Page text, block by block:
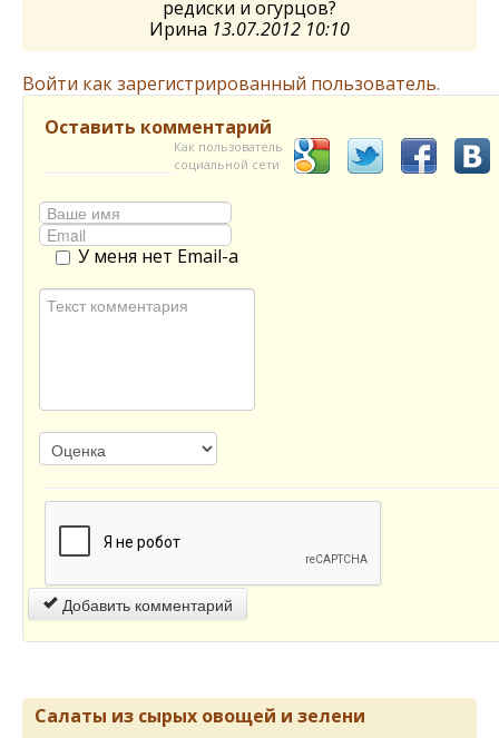
редиски и огурцов?
Ирина 13.07.2012 10:10
Войти как зарегистрированный пользователь.
Оставить комментарий
Как пользователь
социальной сети
У меня нет Email-а
Добавить комментарий
Салаты из сырых овощей и зелени